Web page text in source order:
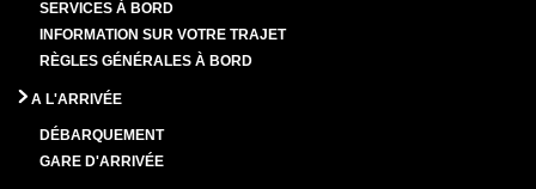
SERVICES À BORD
INFORMATION SUR VOTRE TRAJET
RÈGLES GÉNÉRALES À BORD
A L'ARRIVÉE
DÉBARQUEMENT
GARE D'ARRIVÉE